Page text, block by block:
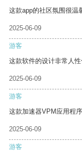
这款app的社区氛围很温
2025-06-09
游客
这款软件的设计非常人性
2025-06-09
游客
这款加速器VPM应用程
2025-06-09
游客